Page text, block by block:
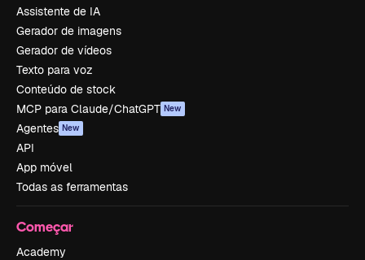
Assistente de IA
Gerador de imagens
Gerador de vídeos
Texto para voz
Conteúdo de stock
MCP para Claude/ChatGPT New
Agentes New
API
App móvel
Todas as ferramentas
Começar
Academy